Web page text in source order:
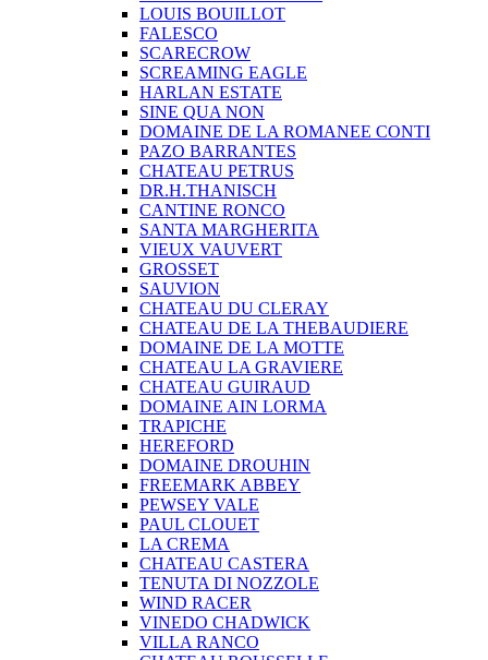
LOUIS BOUILLOT
FALESCO
SCARECROW
SCREAMING EAGLE
HARLAN ESTATE
SINE QUA NON
DOMAINE DE LA ROMANEE CONTI
PAZO BARRANTES
CHATEAU PETRUS
DR.H.THANISCH
CANTINE RONCO
SANTA MARGHERITA
VIEUX VAUVERT
GROSSET
SAUVION
CHATEAU DU CLERAY
CHATEAU DE LA THEBAUDIERE
DOMAINE DE LA MOTTE
CHATEAU LA GRAVIERE
CHATEAU GUIRAUD
DOMAINE AIN LORMA
TRAPICHE
HEREFORD
DOMAINE DROUHIN
FREEMARK ABBEY
PEWSEY VALE
PAUL CLOUET
LA CREMA
CHATEAU CASTERA
TENUTA DI NOZZOLE
WIND RACER
VINEDO CHADWICK
VILLA RANCO